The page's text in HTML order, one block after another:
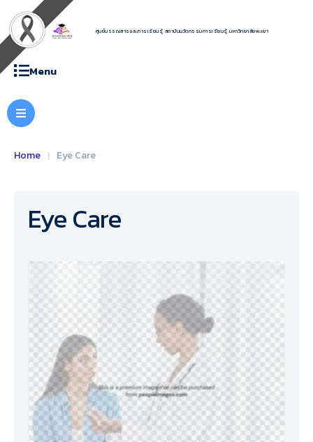
ศูนย์บรรณสารและการเรียนรู้ สถาบันนวัตกรรมการเรียนรู้ มหาวิทยาลัยพะเยา
Menu
Home | Eye Care
Eye Care